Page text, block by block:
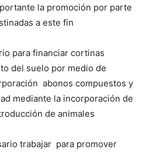
la promoción por parte
a este fin
para financiar cortinas
del suelo por medio de
abonos compuestos y
mediante la incorporación de
de animales
trabajar para promover